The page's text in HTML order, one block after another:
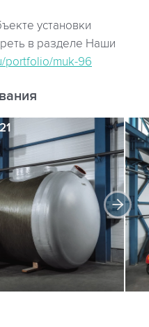
установки
в разделе Наши
portfolio/muk-96